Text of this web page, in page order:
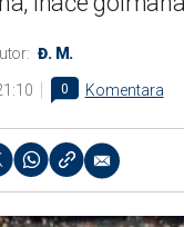
Đ. M.
0 Komentara